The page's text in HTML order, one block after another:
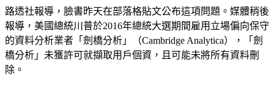
路透社報導，臉書昨天在部落格貼文公布這項問題。媒體稍後
報導，美國總統川普於2016年總統大選期間雇用立場偏向保守
的資料分析業者「劍橋分析」（Cambridge Analytica），「劍
橋分析」未獲許可就擷取用戶個資，且可能未將所有資料刪
除。